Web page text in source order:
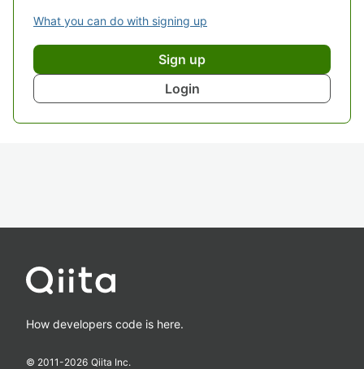
What you can do with signing up
Sign up
Login
How developers code is here.
© 2011-2026 Qiita Inc.